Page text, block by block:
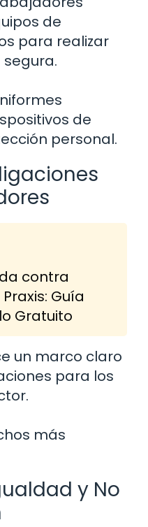
de
para realizar
de
personal.
contra
Guía
Gratuito
un marco claro
para los
más
y No